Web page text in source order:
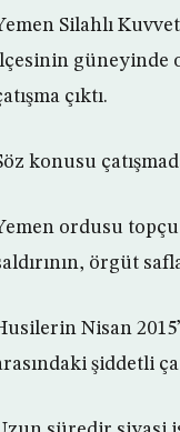
Silahlı
güneyinde
çıktı.
konusu
ordusu
örgüt
Nisan
şiddetli